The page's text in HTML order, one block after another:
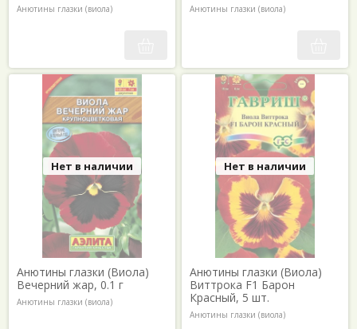
Анютины глазки (виола) Анютины глазки (виола)
Нет в наличии
Анютины глазки (Виола)
Вечерний жар, 0.1 г
Анютины глазки (виола)
Нет в наличии
Анютины глазки (Виола)
Виттрока F1 Барон
Красный, 5 шт.
Анютины глазки (виола)